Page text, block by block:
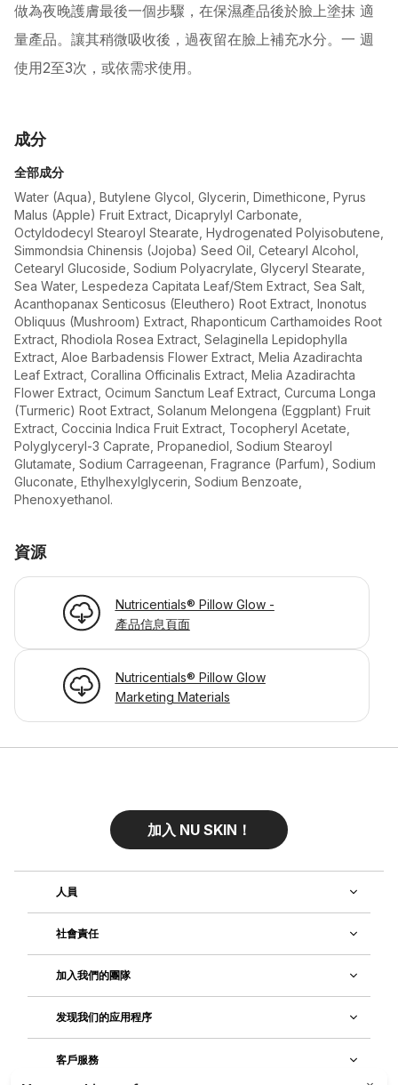
做為夜晚護膚最後一個步驟，在保濕產品後於臉上塗抹 適
量產品。讓其稍微吸收後，過夜留在臉上補充水分。一 週
使用2至3次，或依需求使用。
成分
全部成分
Water (Aqua), Butylene Glycol, Glycerin, Dimethicone, Pyrus
Malus (Apple) Fruit Extract, Dicaprylyl Carbonate,
Octyldodecyl Stearoyl Stearate, Hydrogenated Polyisobutene,
Simmondsia Chinensis (Jojoba) Seed Oil, Cetearyl Alcohol,
Cetearyl Glucoside, Sodium Polyacrylate, Glyceryl Stearate,
Sea Water, Lespedeza Capitata Leaf/Stem Extract, Sea Salt,
Acanthopanax Senticosus (Eleuthero) Root Extract, Inonotus
Obliquus (Mushroom) Extract, Rhaponticum Carthamoides Root
Extract, Rhodiola Rosea Extract, Selaginella Lepidophylla
Extract, Aloe Barbadensis Flower Extract, Melia Azadirachta
Leaf Extract, Corallina Officinalis Extract, Melia Azadirachta
Flower Extract, Ocimum Sanctum Leaf Extract, Curcuma Longa
(Turmeric) Root Extract, Solanum Melongena (Eggplant) Fruit
Extract, Coccinia Indica Fruit Extract, Tocopheryl Acetate,
Polyglyceryl-3 Caprate, Propanediol, Sodium Stearoyl
Glutamate, Sodium Carrageenan, Fragrance (Parfum), Sodium
Gluconate, Ethylhexylglycerin, Sodium Benzoate,
Phenoxyethanol.
資源
Nutricentials® Pillow Glow -
產品信息頁面
Nutricentials® Pillow Glow
Marketing Materials
加入 NU SKIN！
人員
社會責任
加入我們的團隊
发现我们的应用程序
客戶服務